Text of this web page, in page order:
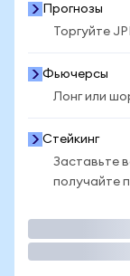
Прогнозы
Торгуйте
Фьючерсы
Лонг или
Стейкинг
Заставьте
получайте